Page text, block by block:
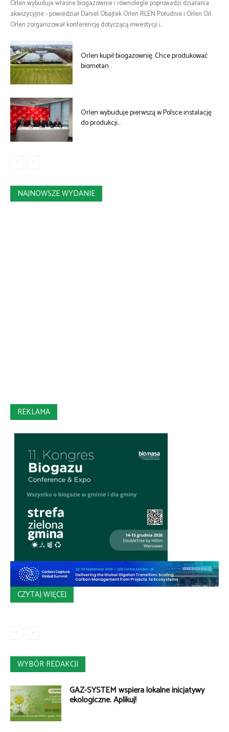
Orlen wybuduje własne biogazownie i równolegle poprowadzi działania
akwizycyjne - powiedział Daniel Obajtek Orlen RLEN Południe i Orlen Oil.
Orlen zorganizował konferencję dotyczącą inwestycji i...
Orlen kupił biogazownię. Chce produkować
biometan
Orlen wybuduje pierwszą w Polsce instalację
do produkcji…
NAJNOWSZE WYDANIE
REKLAMA
CZYTAJ WIĘCEJ
WYBÓR REDAKCJI
GAZ-SYSTEM wspiera lokalne inicjatywy
ekologiczne. Aplikuj!